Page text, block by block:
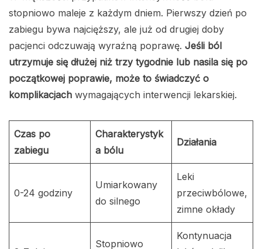
stopniowo maleje z każdym dniem. Pierwszy dzień po
zabiegu bywa najcięższy, ale już od drugiej doby
pacjenci odczuwają wyraźną poprawę. Jeśli ból
utrzymuje się dłużej niż trzy tygodnie lub nasila się po
początkowej poprawie, może to świadczyć o
komplikacjach wymagających interwencji lekarskiej.
Czas po
zabiegu
Charakterystyk
a bólu
Działania
0-24 godziny
Umiarkowany
do silnego
Leki
przeciwbólowe,
zimne okłady
Stopniowo
Kontynuacja